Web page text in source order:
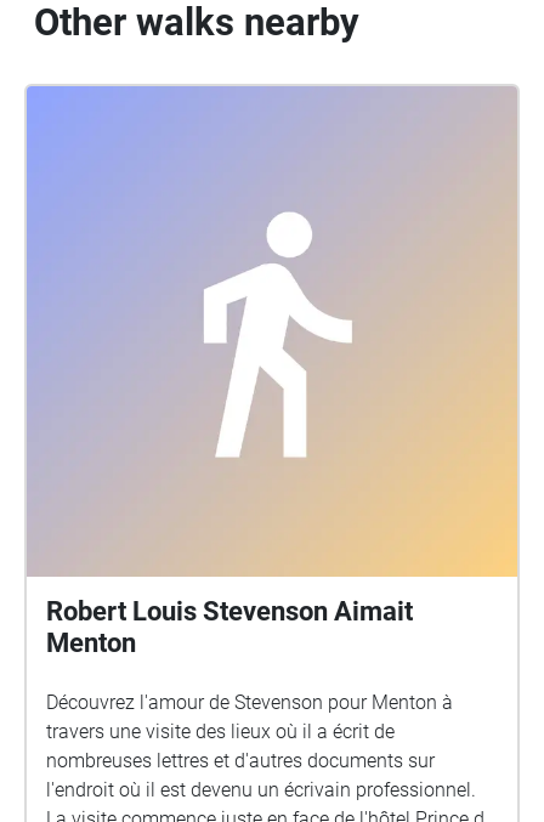
Other walks nearby
Robert Louis Stevenson Aimait
Menton
Découvrez l'amour de Stevenson pour Menton à
travers une visite des lieux où il a écrit de
nombreuses lettres et d'autres documents sur
l'endroit où il est devenu un écrivain professionnel.